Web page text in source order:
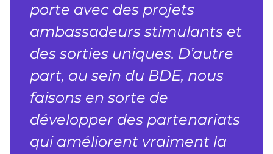
porte avec des projets
ambassadeurs stimulants et
des sorties uniques. D’autre
part, au sein du BDE, nous
faisons en sorte de
développer des partenariats
qui améliorent vraiment la